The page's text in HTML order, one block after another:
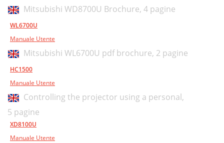
Mitsubishi WD8700U Brochure, 4 pagine
WL6700U
Manuale Utente
Mitsubishi WL6700U pdf brochure, 2 pagine
HC1500
Manuale Utente
Controlling the projector using a personal,
5 pagine
XD8100U
Manuale Utente